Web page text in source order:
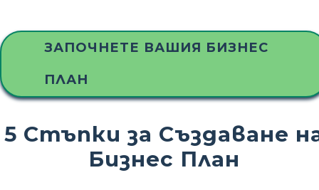
ЗАПОЧНЕТЕ ВАШИЯ БИЗНЕС
ПЛАН
5 Стъпки за Създаване
Бизнес План